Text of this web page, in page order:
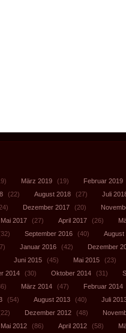
März 2019 (19) Februar 2019
(22) August 2018 (27)
Juli
Dezember 2017 (20)
Mai 2017 (27) April 2017 (26)
September 2016 (40)
August
Januar 2016 (42)
Dezember
Juni 2015 (45) Mai 2015
(23)
2014 (30) Oktober 2014 (31)
März 2014 (47) Februar 2014
(54) August 2013 (40)
Juli
Dezember 2012 (48)
Mai 2012 (86) April 2012 (58)